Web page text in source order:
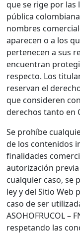
que se rige por las
pública
nombres
aparecen o a los
pertenecen a sus
encuentran
respecto. Los
reservan el
que consideren
derechos tanto en
Se prohíbe
de los contenidos
finalidades
autorización previa
cualquier caso, se
ley y del Sitio Web
caso de ser
ASOHOFRUCOL –
respetando las